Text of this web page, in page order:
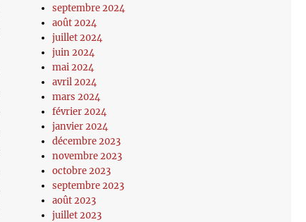
septembre 2024
août 2024
juillet 2024
juin 2024
mai 2024
avril 2024
mars 2024
février 2024
janvier 2024
décembre 2023
novembre 2023
octobre 2023
septembre 2023
août 2023
juillet 2023